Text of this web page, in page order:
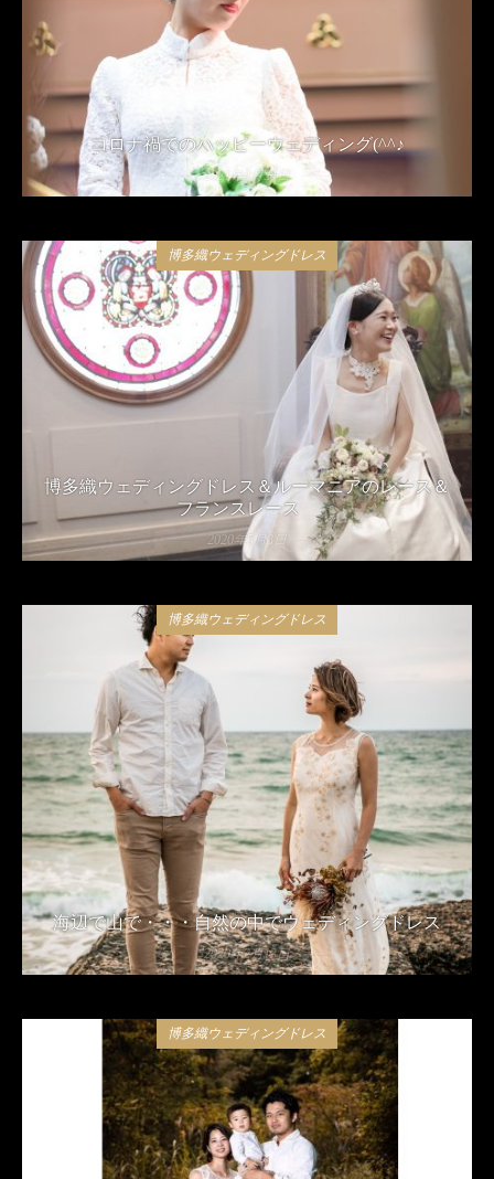
コロナ禍でのハッピーウェディング(^^♪
2021年4月24日
博多織ウェディングドレス
博多織ウェディングドレス＆ルーマニアのレース＆
フランスレース
2020年5月8日
博多織ウェディングドレス
海辺で山で・・・自然の中でウェディングドレス
2020年2月13日
博多織ウェディングドレス